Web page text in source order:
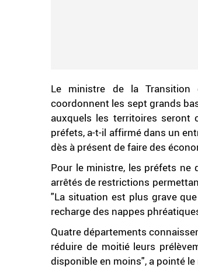
Le ministre de la Transition
coordonnent les sept grands
auxquels les territoires seront
préfets, a-t-il affirmé dans un
dès à présent de faire des
Pour le ministre, les préfets ne
arrêtés de restrictions
"La situation est plus grave
recharge des nappes
Quatre départements
réduire de moitié leurs
disponible en moins", a pointé